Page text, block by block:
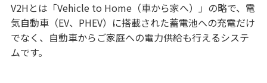
V2Hとは「Vehicle to Home（車から家へ）」の略で、電
気自動車（EV、PHEV）に搭載された蓄電池への充電だけ
でなく、自動車からご家庭への電力供給も行えるシステ
ムです。